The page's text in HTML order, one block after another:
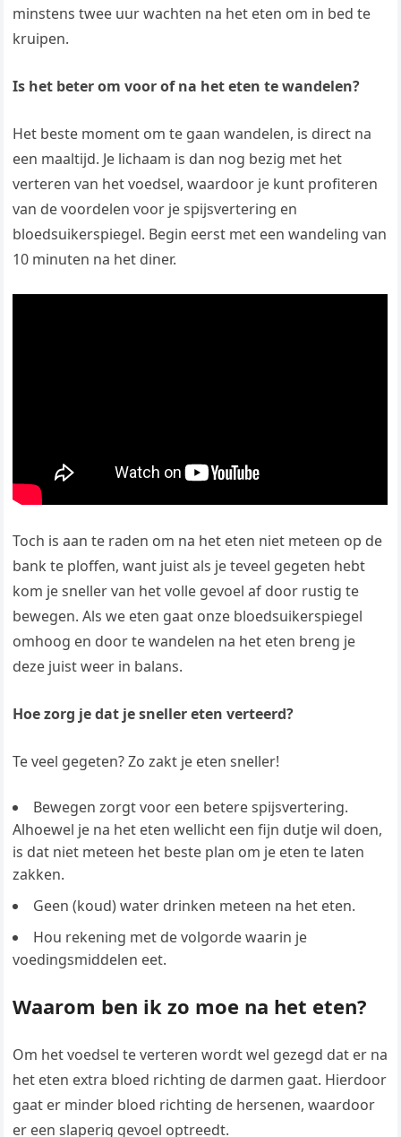
minstens twee uur wachten na het eten om in bed te
kruipen.
Is het beter om voor of na het eten te wandelen?
Het beste moment om te gaan wandelen, is direct na
een maaltijd. Je lichaam is dan nog bezig met het
verteren van het voedsel, waardoor je kunt profiteren
van de voordelen voor je spijsvertering en
bloedsuikerspiegel. Begin eerst met een wandeling van
10 minuten na het diner.
Toch is aan te raden om na het eten niet meteen op de
bank te ploffen, want juist als je teveel gegeten hebt
kom je sneller van het volle gevoel af door rustig te
bewegen. Als we eten gaat onze bloedsuikerspiegel
omhoog en door te wandelen na het eten breng je
deze juist weer in balans.
Hoe zorg je dat je sneller eten verteerd?
Te veel gegeten? Zo zakt je eten sneller!
Bewegen zorgt voor een betere spijsvertering.
Alhoewel je na het eten wellicht een fijn dutje wil doen,
is dat niet meteen het beste plan om je eten te laten
zakken.
Geen (koud) water drinken meteen na het eten.
Hou rekening met de volgorde waarin je
voedingsmiddelen eet.
Waarom ben ik zo moe na het eten?
Om het voedsel te verteren wordt wel gezegd dat er na
het eten extra bloed richting de darmen gaat. Hierdoor
gaat er minder bloed richting de hersenen, waardoor
er een slaperig gevoel optreedt.